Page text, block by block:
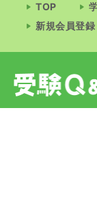
TOP
新規会員登録